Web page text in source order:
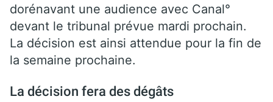
dorénavant une audience avec Canal°
devant le tribunal prévue mardi prochain.
La décision est ainsi attendue pour la fin de
la semaine prochaine.
La décision fera des dégâts